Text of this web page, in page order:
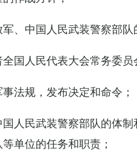
军、中国人民武装警察部
国人民代表大会常务委员
法规，发布决定和命令；
国人民武装警察部队的体
单位的任务和职责；